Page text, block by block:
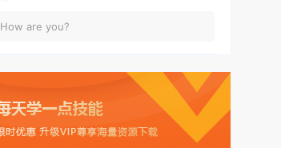
How are you?